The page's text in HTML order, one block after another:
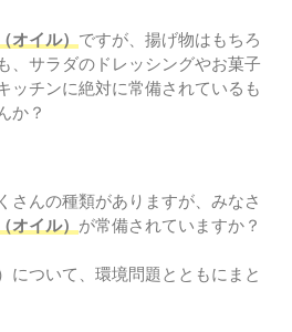
オイル） ですが、揚げ物はもちろ
、サラダのドレッシングやお菓子
ッチンに絶対に常備されているも
か？
さんの種類がありますが、みなさ
オイル） が常備されていますか？
について、環境問題とともにまと